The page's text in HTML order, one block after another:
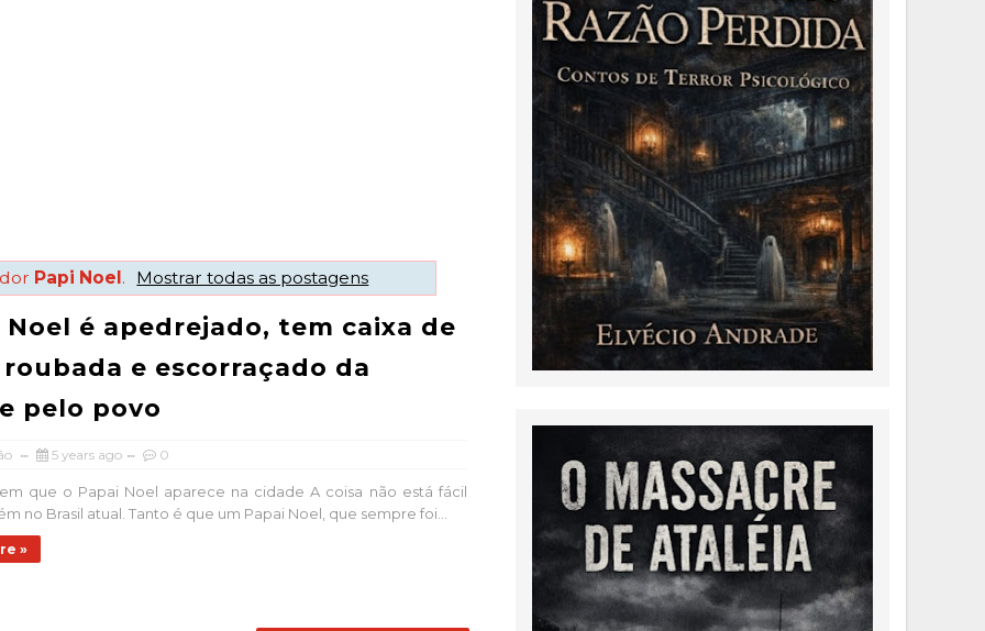
Papi Noel. Mostrar todas as postagens
Noel é apedrejado, tem caixa de
e escorraçado da
pelo povo
5 years ago 0
que o Papai Noel aparece na cidade A coisa não está fácil
no Brasil atual. Tanto é que um Papai Noel, que sempre foi...
»